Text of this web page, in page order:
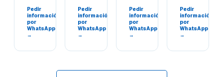
Pedir
información
por
WhatsApp
→
Pedir
información
por
WhatsApp
→
Pedir
información
por
WhatsApp
→
Pedir
información
por
WhatsApp
→